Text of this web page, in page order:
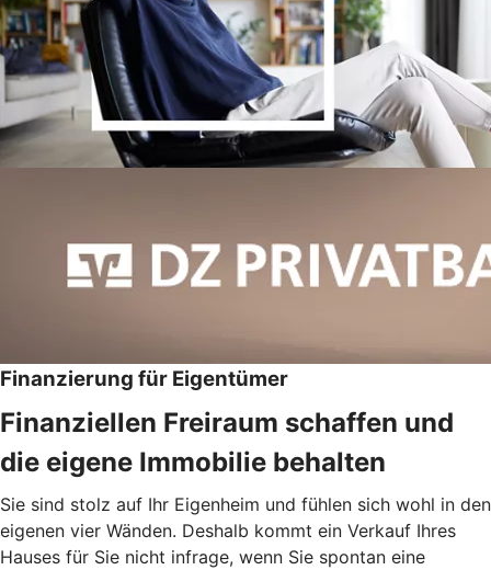
Finanzierung für Eigentümer
Finanziellen Freiraum schaffen und
die eigene Immobilie behalten
Sie sind stolz auf Ihr Eigenheim und fühlen sich wohl in den
eigenen vier Wänden. Deshalb kommt ein Verkauf Ihres
Hauses für Sie nicht infrage, wenn Sie spontan eine